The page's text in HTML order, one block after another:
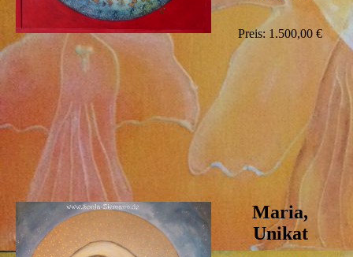
Preis: 1.500,00 €
Maria,
Unikat